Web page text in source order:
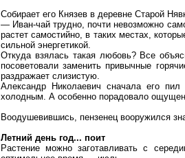
Собирает его Князев в деревне Старой
— Иван-чай трудно, почти невозможно
растет самостийно, в таких местах,
сильной энергетикой.
Откуда взялась такая любовь? Все
посоветовали заменить привычные
раздражает слизистую.
Александр Николаевич сначала его
холодным. А особенно порадовало
Воодушевившись, пензенец вооружился
Летний день год... поит
Растение можно заготавливать с